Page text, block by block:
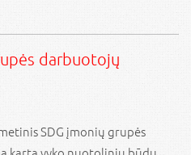
darbuotojų
SDG įmonių grupės